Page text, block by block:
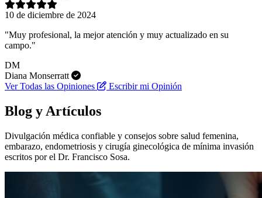
10 de diciembre de 2024
"Muy profesional, la mejor atención y muy actualizado en su
campo."
DM
Diana Monserratt
Ver Todas las Opiniones
Escribir mi Opinión
Blog y Artículos
Divulgación médica confiable y consejos sobre salud femenina,
embarazo, endometriosis y cirugía ginecológica de mínima invasión
escritos por el Dr. Francisco Sosa.